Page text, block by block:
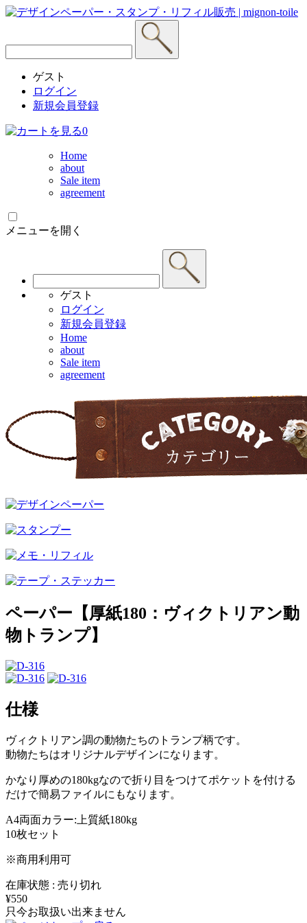
ゲスト
ログイン
新規会員登録
0
Home
about
Sale item
agreement
メニューを開く
ゲスト
ログイン
新規会員登録
Home
about
Sale item
agreement
ペーパー【厚紙180：ヴィクトリアン動
物トランプ】
仕様
ヴィクトリアン調の動物たちのトランプ柄です。
動物たちはオリジナルデザインになります。
かなり厚めの180kgなので折り目をつけてポケットを付ける
だけで簡易ファイルにもなります。
A4両面カラー:上質紙180kg
10枚セット
※商用利用可
在庫状態 : 売り切れ
¥550
只今お取扱い出来ません